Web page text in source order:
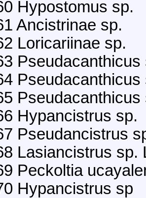
Hypostomus sp.
Ancistrinae sp.
Loricariinae sp.
Pseudacanthicus
Pseudacanthicus
Pseudacanthicus
Hypancistrus sp.
Pseudancistrus
Lasiancistrus sp.
Peckoltia
Hypancistrus sp